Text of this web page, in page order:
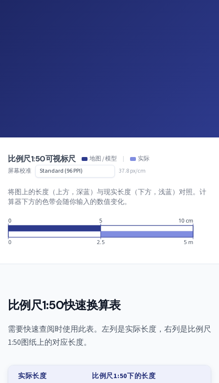
比例尺1:50可视标尺 地图 / 模型 |
实际
屏幕校准
37.8 px/cm
将图上的长度（上方，深蓝）与现实长度（下方，浅蓝）对照。计
算器下方的色带会随你输入的数值变化。
0
0
5
2.5
10 cm
5 m
比例尺1:50快速换算表
需要快速查阅时使用此表。左列是实际长度，右列是比例尺
1:50图纸上的对应长度。
实际长度 比例尺1:50下的长度